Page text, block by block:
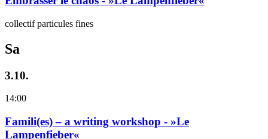
collectif particules fines
Sa
3.10.
14:00
Famili(es) – a writing workshop - »Le
Lampenfieber«